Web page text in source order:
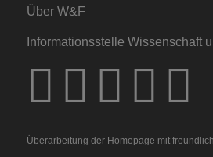
Über W&F
Informationsstelle Wissenschaft
Überarbeitung der Homepage mit